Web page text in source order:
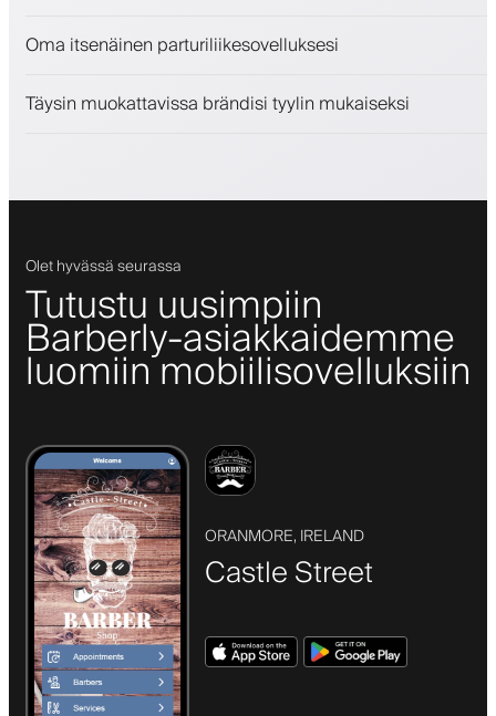
Sitouta asiakkaita kanta-asiakasohjelmalla
Oma itsenäinen parturiliikesovelluksesi
Täysin muokattavissa brändisi tyylin mukaiseksi
Olet hyvässä seurassa
Tutustu uusimpiin
Barberly-asiakkaidemme
luomiin mobiilisovelluksiin
ORANMORE, IRELAND
Castle Street